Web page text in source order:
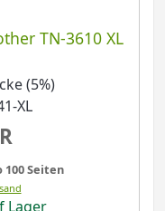
TN-3610 XL
(5%)
XL
100 Seiten
Lager